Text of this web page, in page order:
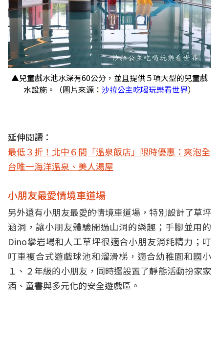
▲兒童戲水池水深有60公分，並且提供５項大型的兒童戲
水設施。（圖片來源： 沙拉公主吃喝玩樂看世界）
延伸閱讀：
最低３折！北中６間「溫泉飯店」限時優惠：爽泡全
台唯一海洋溫泉、美人湯屋
小朋友最愛情境車道場
另外還有小朋友最愛的情境車道場，特別設計了草坪
涵洞，讓小朋友體驗開過山洞的樂趣；手腳並用的
Dino攀岩場和人工草坪很適合小朋友消耗精力；叮
叮車複合式遊戲球池和溜滑梯，適合幼稚園和國小
１、２年級的小朋友，同時還設置了靜態活動扮家家
酒、童書與多元化的安全遊戲區。